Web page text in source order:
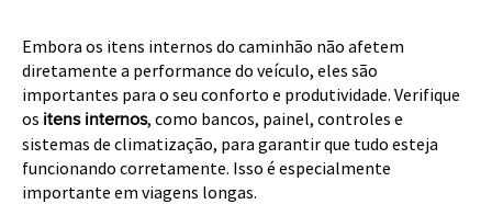
Embora os itens internos do caminhão não afetem
diretamente a performance do veículo, eles são
importantes para o seu conforto e produtividade. Verifique
os itens internos, como bancos, painel, controles e
sistemas de climatização, para garantir que tudo esteja
funcionando corretamente. Isso é especialmente
importante em viagens longas.